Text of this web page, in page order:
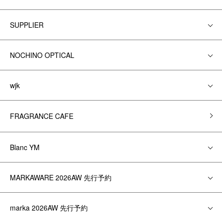
SUPPLIER
NOCHINO OPTICAL
wjk
FRAGRANCE CAFE
Blanc YM
MARKAWARE 2026AW 先行予約
marka 2026AW 先行予約